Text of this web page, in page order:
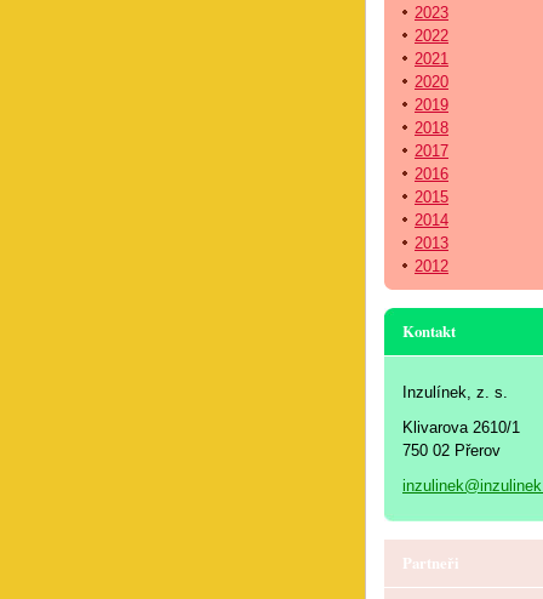
2023
2022
2021
2020
2019
2018
2017
2016
2015
2014
2013
2012
Kontakt
Inzulínek, z. s.
Klivarova 2610/1
750 02 Přerov
Partneři